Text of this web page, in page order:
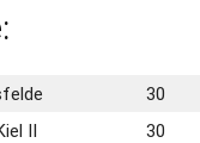
30
II 30